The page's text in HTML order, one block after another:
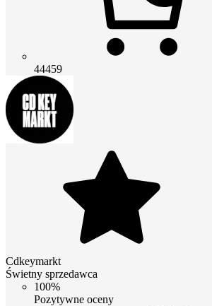
44459
Cdkeymarkt
Świetny sprzedawca
100%
Pozytywne oceny